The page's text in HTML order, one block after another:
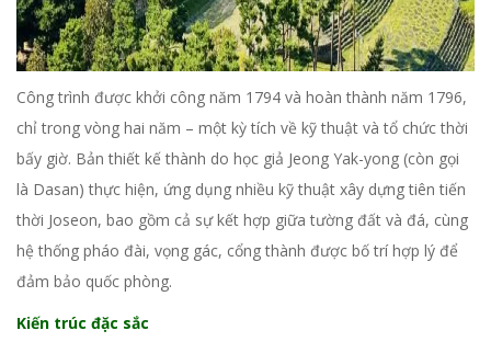
Công trình được khởi công năm 1794 và hoàn thành năm 1796,
chỉ trong vòng hai năm – một kỳ tích về kỹ thuật và tổ chức thời
bấy giờ. Bản thiết kế thành do học giả Jeong Yak-yong (còn gọi
là Dasan) thực hiện, ứng dụng nhiều kỹ thuật xây dựng tiên tiến
thời Joseon, bao gồm cả sự kết hợp giữa tường đất và đá, cùng
hệ thống pháo đài, vọng gác, cổng thành được bố trí hợp lý để
đảm bảo quốc phòng.
Kiến trúc đặc sắc